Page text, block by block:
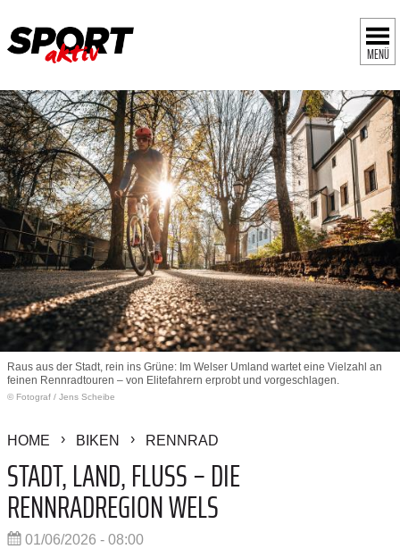
MENÜ
Raus aus der Stadt, rein ins Grüne: Im Welser Umland wartet eine Vielzahl an
feinen Rennradtouren – von Elitefahrern erprobt und vorgeschlagen.
© Fotograf / Jens Scheibe
HOME BIKEN RENNRAD
STADT, LAND, FLUSS – DIE
RENNRADREGION WELS
01/06/2026 - 08:00